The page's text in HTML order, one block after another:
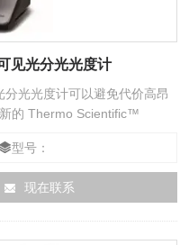
见光分光光度计
光光度计可以避免代价高昂
的 Thermo Scientific™
将样品用于下游应用前，在
、RNA和蛋白质样品的定量和
兼容比色杯检测。
型号：
现在联系